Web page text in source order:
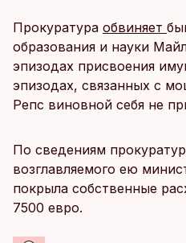
Прокуратура обвиняет
образования и науки
эпизодах присвоения
эпизодах, связанных с
Репс виновной себя не
По сведениям
возглавляемого ею
покрыла собственные
7500 евро.